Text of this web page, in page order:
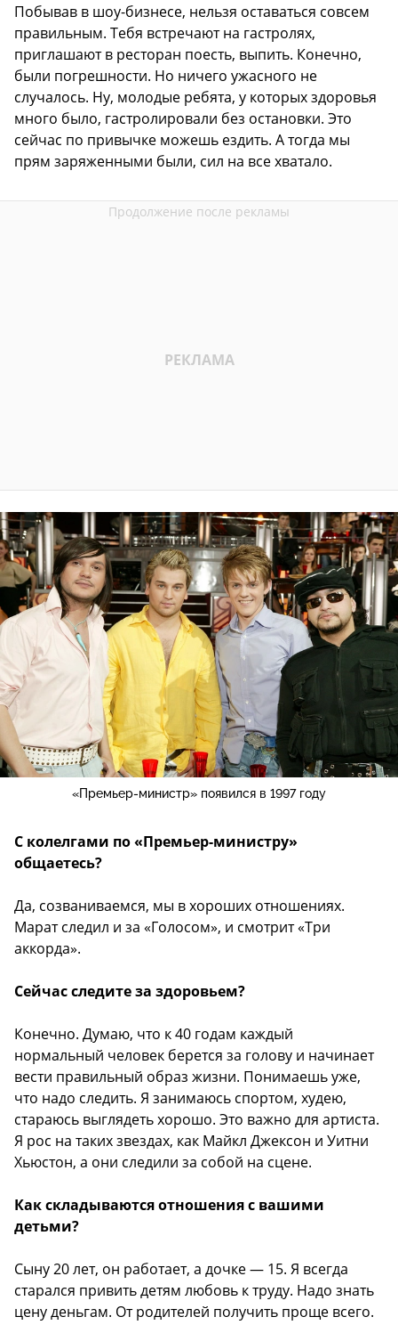
Побывав в шоу-бизнесе, нельзя оставаться совсем
правильным. Тебя встречают на гастролях,
приглашают в ресторан поесть, выпить. Конечно,
были погрешности. Но ничего ужасного не
случалось. Ну, молодые ребята, у которых здоровья
много было, гастролировали без остановки. Это
сейчас по привычке можешь ездить. А тогда мы
прям заряженными были, сил на все хватало.
«Премьер-министр» появился в 1997 году
С колелгами по «Премьер-министру»
общаетесь?
Да, созваниваемся, мы в хороших отношениях.
Марат следил и за «Голосом», и смотрит «Три
аккорда».
Сейчас следите за здоровьем?
Конечно. Думаю, что к 40 годам каждый
нормальный человек берется за голову и начинает
вести правильный образ жизни. Понимаешь уже,
что надо следить. Я занимаюсь спортом, худею,
стараюсь выглядеть хорошо. Это важно для артиста.
Я рос на таких звездах, как Майкл Джексон и Уитни
Хьюстон, а они следили за собой на сцене.
Как складываются отношения с вашими
детьми?
Сыну 20 лет, он работает, а дочке — 15. Я всегда
старался привить детям любовь к труду. Надо знать
цену деньгам. От родителей получить проще всего.